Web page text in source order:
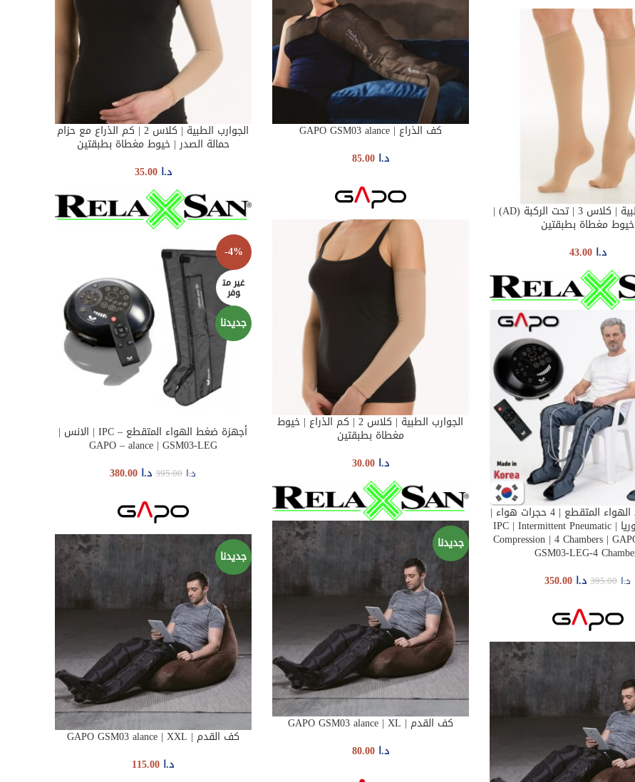
ADD TO CART
كف الذراع | GAPO GSM03 alance
د.ا 85.00
SELECT OPTIONS الجوارب الطبية | كلاس 2 | كم الذراع مع حزام
حمالة الصدر | خيوط مغطاة بطبقتين
د.ا 35.00
الجوارب الطبية | كلاس 3 | تحت الركبة (AD) |
خيوط مغطاة بطبقتين
د.ا 43.00
SELECT OPTIONS الجوارب الطبية | كلاس 2 | كم الذراع | خيوط
مغطاة بطبقتين
د.ا 30.00
-4%
غير مت
وفر
جديدنا
READ MORE أجهزة ضغط الهواء المتقطع – IPC | الانس |
GAPO – alance | GSM03-LEG
د.ا 395.00 د.ا 380.00
أجهزة ضغط الهواء المتقطع | 4 حجرات هواء |
صنع في كوريا | IPC | Intermittent Pneumatic
Compression | 4 Chambers |
GSM03-LEG-4
د.ا 395.00 د.ا 350.00
جديدنا
ADD TO CART
كف القدم | GAPO GSM03 alance | XL
د.ا 80.00
جديدنا
ADD TO CART
كف القدم | GAPO GSM03 alance | XXL
د.ا 115.00